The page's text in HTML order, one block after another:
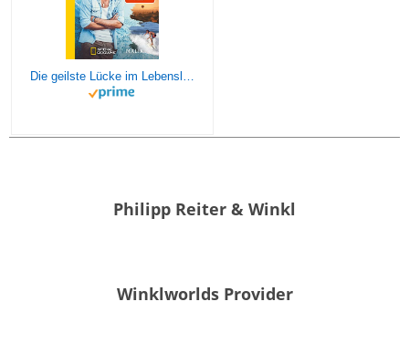
Die geilste Lücke im Lebenslauf: 6 Jahre Weltreisen | Der erfolgreiche Reisebericht erstmals im Taschenbuch
Philipp Reiter & Winkl
Winklworlds Provider